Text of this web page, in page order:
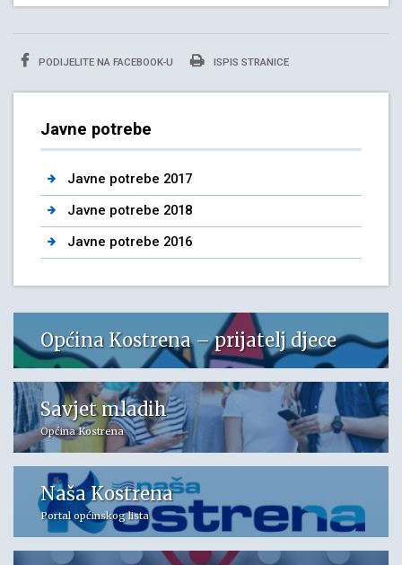
PODIJELITE NA FACEBOOK-U ISPIS STRANICE
Javne potrebe
Javne potrebe 2017
Javne potrebe 2018
Javne potrebe 2016
Općina Kostrena – prijatelj djece
Savjet mladih
Općina Kostrena
Naša Kostrena
Portal općinskog lista